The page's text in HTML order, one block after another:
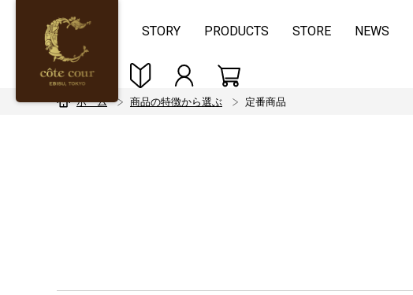
STORY PRODUCTS STORE NEWS
ホーム 商品の特徴から選ぶ 定番商品